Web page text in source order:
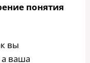
понятия
вы
ваша